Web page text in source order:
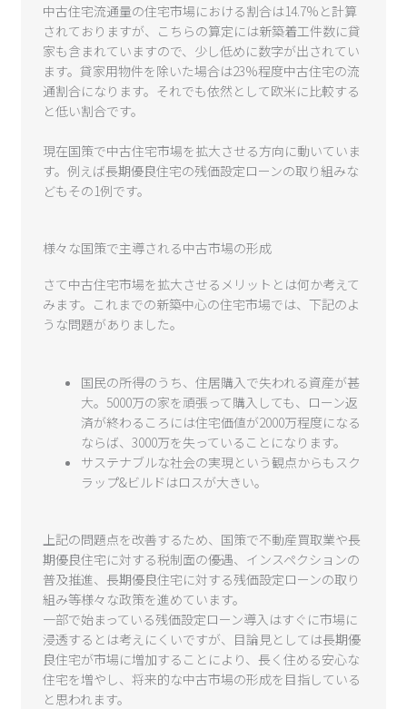
中古住宅流通量の住宅市場における割合は14.7%と計算
されておりますが、こちらの算定には新築着工件数に貸
家も含まれていますので、少し低めに数字が出されてい
ます。貸家用物件を除いた場合は23%程度中古住宅の流
通割合になります。それでも依然として欧米に比較する
と低い割合です。
現在国策で中古住宅市場を拡大させる方向に動いていま
す。例えば長期優良住宅の残価設定ローンの取り組みな
どもその1例です。
様々な国策で主導される中古市場の形成
さて中古住宅市場を拡大させるメリットとは何か考えて
みます。これまでの新築中心の住宅市場では、下記のよ
うな問題がありました。
国民の所得のうち、住居購入で失われる資産が甚
大。5000万の家を頑張って購入しても、ローン返
済が終わるころには住宅価値が2000万程度になる
ならば、3000万を失っていることになります。
サステナブルな社会の実現という観点からもスク
ラップ&ビルドはロスが大きい。
上記の問題点を改善するため、国策で不動産買取業や長
期優良住宅に対する税制面の優遇、インスペクションの
普及推進、長期優良住宅に対する残価設定ローンの取り
組み等様々な政策を進めています。
一部で始まっている残価設定ローン導入はすぐに市場に
浸透するとは考えにくいですが、目論見としては長期優
良住宅が市場に増加することにより、長く住める安心な
住宅を増やし、将来的な中古市場の形成を目指している
と思われます。